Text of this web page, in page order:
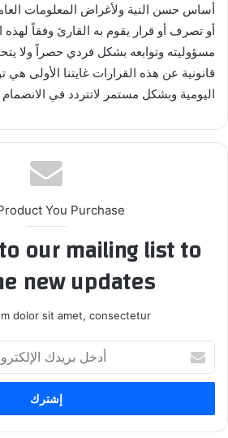
أساس حسن النية ولأغراض المعلومات
أو تصرف أو قرار يقوم به القارئ وفقاً
مسؤوليته وتوابعه بشكل فردي حصراً ولا
قانونية عن هذه القرارات غايتنا الأولى هي
اليومية وبشكل مستمر لاتتردد في الانضمام
You Purchase
our mailing list to
new updates!
dolor sit amet, consectetur.
بريدك
الإلكتروني